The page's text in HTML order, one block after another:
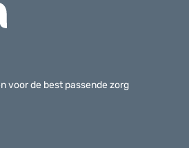
voor de best passende zorg